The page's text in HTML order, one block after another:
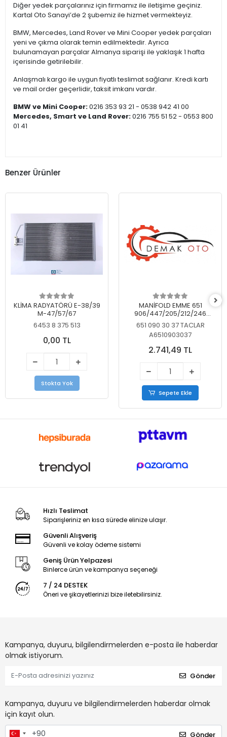
Diğer yedek parçalarınız için firmamız ile iletişime geçiniz.
Kartal Oto Sanayi’de 2 şubemiz ile hizmet vermekteyiz.
BMW, Mercedes, Land Rover ve Mini Cooper yedek parçaları
yeni ve çıkma olarak temin edilmektedir. Ayrıca
bulunamayan parçalar Almanya siparişi ile yaklaşık 1 hafta
içerisinde getirilebilir.
Anlaşmalı kargo ile uygun fiyatlı teslimat sağlanır. Kredi kartı
ve mail order geçerlidir, taksit imkanı vardır.
BMW ve Mini Cooper:0216 353 93 21 - 0538 942 41 00
Mercedes, Smart ve Land Rover:0216 755 51 52 - 0553 800
01 41
Benzer Ürünler
KLİMA RADYATÖRÜ E-38/39
M-47/57/67
6453 8 375 513
0,00 TL
Stokta Yok
MANİFOLD EMME 651
906/447/205/212/246
KELEBEKSİZ
651 090 30 37 TACLAR
A6510903037
2.741,49 TL
Sepete Ekle
Hızlı Teslimat
Siparişleriniz en kısa sürede elinize ulaşır.
Güvenli Alışveriş
Güvenli ve kolay ödeme sistemi
Geniş Ürün Yelpazesi
Binlerce ürün ve kampanya seçeneği
7 / 24 DESTEK
Öneri ve şikayetlerinizi bize iletebilirsiniz.
Kampanya, duyuru, bilgilendirmelerden e-posta ile haberdar
olmak istiyorum.
Gönder
Kampanya, duyuru ve bilgilendirmelerden haberdar olmak
için kayıt olun.
Gönder